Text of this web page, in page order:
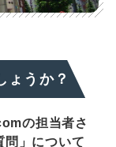
ょうか？
の担当者さ
問」について